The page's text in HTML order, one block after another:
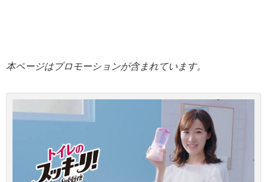
本ページはプロモーションが含まれています。